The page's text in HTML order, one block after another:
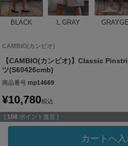
BLACK L.GRAY GRAYGE
CAMBIO(カンビオ)
【CAMBIO(カンビオ)】Classic
ツ(S60426cmb)
商品番号 mp14669
¥10,780税込
[ 108 ポイント進呈 ]
カートへ